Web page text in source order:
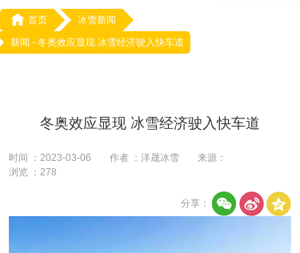
 首页
冰雪新闻
新闻 - 冬奥效应显现 冰雪经济驶入快车道
冬奥效应显现 冰雪经济驶入快车道
时间 ：2023-03-06 作者 ：洋晟冰雪
来源：
浏览 ：278
分享：